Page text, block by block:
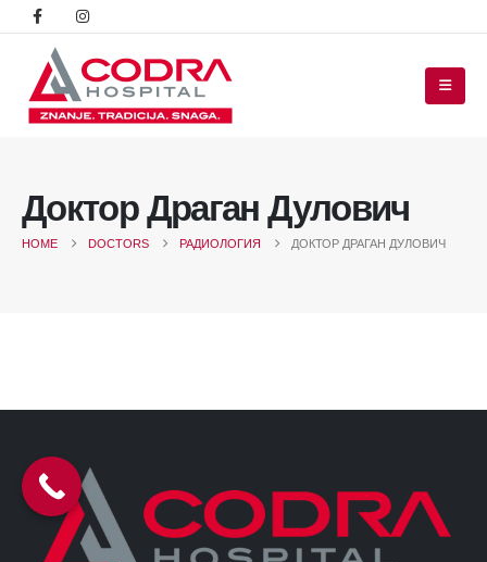
Доктор Драган Дулович
HOME DOCTORS РАДИОЛОГИЯ ДОКТОР ДРАГАН ДУЛОВИЧ